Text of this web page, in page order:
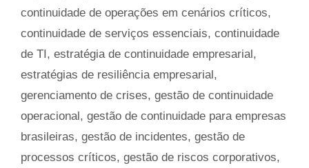
continuidade de operações em cenários críticos,
continuidade de serviços essenciais, continuidade
de TI , estratégia de continuidade empresarial ,
estratégias de resiliência empresarial ,
gerenciamento de crises, gestão de continuidade
operacional , gestão de continuidade para empresas
brasileiras, gestão de incidentes, gestão de
processos críticos, gestão de riscos corporativos,